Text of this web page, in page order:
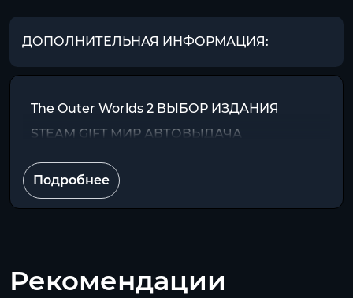
ДОПОЛНИТЕЛЬНАЯ ИНФОРМАЦИЯ:
The Outer Worlds 2 ВЫБОР ИЗДАНИЯ
STEAM GIFT МИР АВТОВЫДАЧА
Подробнее
Рекомендации